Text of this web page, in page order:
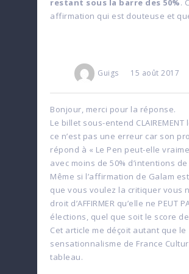
restant sous la barre des 50%.
affirmation qui est douteuse et
Guigs 15 août 2017
Bonjour, merci pour la réponse.
Le billet sous-entend
ce n’est pas une erreur car son
répond à « Le Pen peut-elle
avec moins de 50% d’intentions de
Même si l’affirmation de Galam
que vous voulez la critiquer vous
droit d’AFFIRMER qu’elle ne PEUT
élections, quel que soit le score
Cet article me déçoit autant que le
sensationnalisme de France
tableau.